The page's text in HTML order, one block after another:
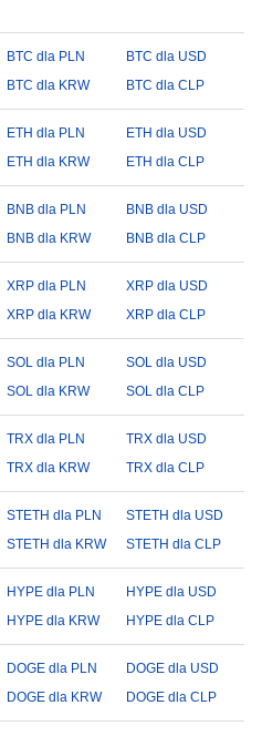
BTC dla PLN
BTC dla USD
BTC dla KRW BTC dla CLP
ETH dla PLN
ETH dla USD
ETH dla KRW ETH dla CLP
BNB dla PLN
BNB dla USD
BNB dla KRW BNB dla CLP
XRP dla PLN
XRP dla USD
XRP dla KRW XRP dla CLP
SOL dla PLN
SOL dla USD
SOL dla KRW SOL dla CLP
TRX dla PLN
TRX dla USD
TRX dla KRW TRX dla CLP
STETH dla PLN
STETH dla USD
STETH dla KRW STETH dla CLP
HYPE dla PLN
HYPE dla USD
HYPE dla KRW HYPE dla CLP
DOGE dla PLN
DOGE dla USD
DOGE dla KRW DOGE dla CLP